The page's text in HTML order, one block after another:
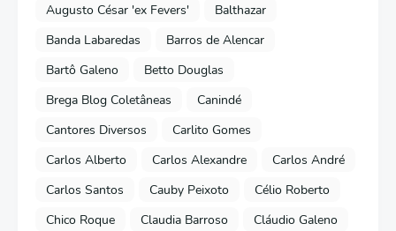
Augusto César 'ex Fevers'
Balthazar
Banda Labaredas
Barros de Alencar
Bartô Galeno
Betto Douglas
Brega Blog Coletâneas
Canindé
Cantores Diversos
Carlito Gomes
Carlos Alberto
Carlos Alexandre
Carlos André
Carlos Santos
Cauby Peixoto
Célio Roberto
Chico Roque
Claudia Barroso
Cláudio Galeno